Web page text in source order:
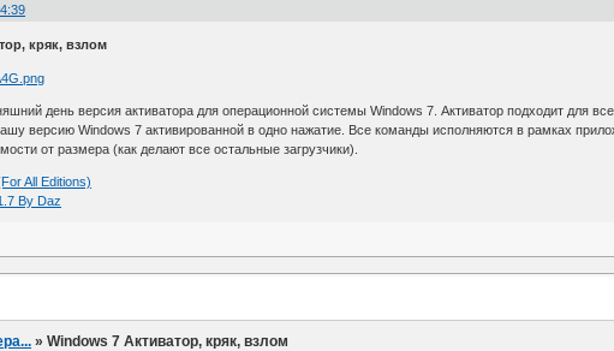
кряк, взлом
день версия активатора для операционной системы Windows 7. Активатор подходит для
версию Windows 7 активированной в одно нажатие. Все команды исполняются в рамках
от размера (как делают все остальные загрузчики).
All Editions)
By Daz
»Windows 7 Активатор, кряк, взлом